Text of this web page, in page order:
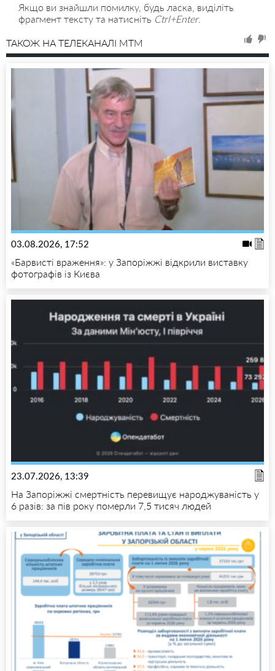
Якщо ви знайшли помилку, будь ласка, виділіть
фрагмент тексту та натисніть Ctrl+Enter.
ТАКОЖ НА ТЕЛЕКАНАЛІ MTM
03.08.2026, 17:52
«Барвисті враження»: у Запоріжжі відкрили виставку
фотографів із Києва
23.07.2026, 13:39
На Запоріжжі смертність перевищує народжуваність у
6 разів: за пів року померли 7,5 тисяч людей